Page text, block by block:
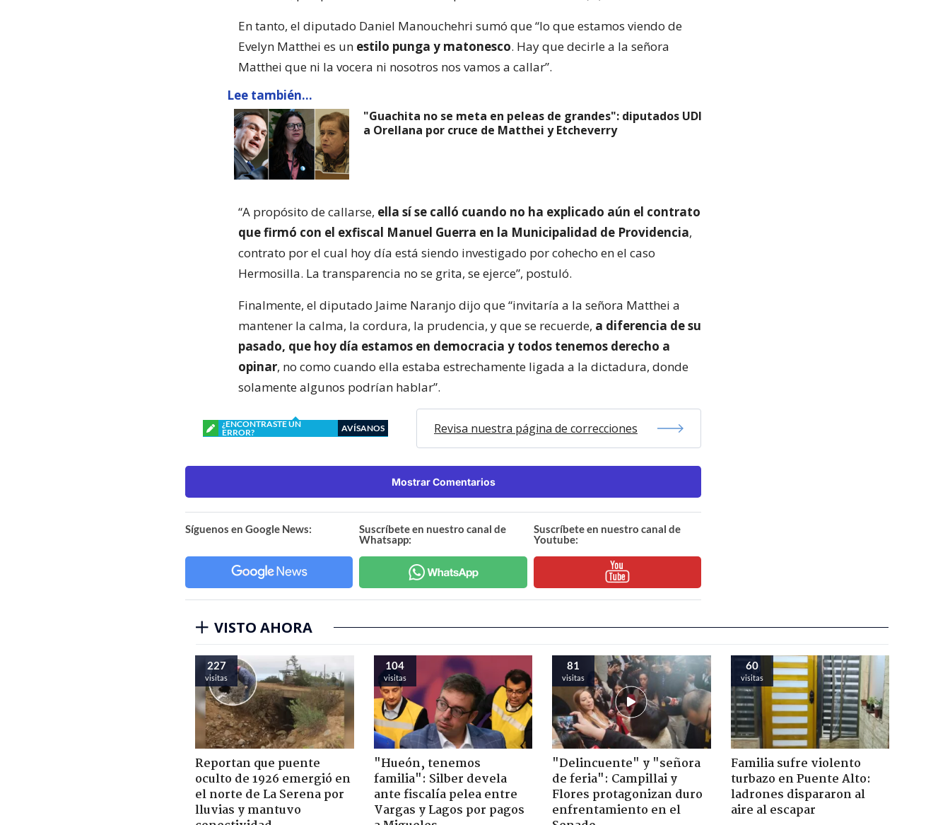
En tanto, el diputado Daniel Manouchehri sumó que “lo que estamos viendo de
Evelyn Matthei es un estilo punga y matonesco. Hay que decirle a la señora
Matthei que ni la vocera ni nosotros nos vamos a callar”.
Lee también...
"Guachita no se meta en peleas de grandes": diputados UDI
a Orellana por cruce de Matthei y Etcheverry
“A propósito de callarse, ella sí se calló cuando no ha explicado aún el contrato
que firmó con el exfiscal Manuel Guerra en la Municipalidad de Providencia,
contrato por el cual hoy día está siendo investigado por cohecho en el caso
Hermosilla. La transparencia no se grita, se ejerce”, postuló.
Finalmente, el diputado Jaime Naranjo dijo que “invitaría a la señora Matthei a
mantener la calma, la cordura, la prudencia, y que se recuerde, a diferencia de su
pasado, que hoy día estamos en democracia y todos tenemos derecho a
opinar, no como cuando ella estaba estrechamente ligada a la dictadura, donde
solamente algunos podrían hablar”.
¿ENCONTRASTE UN
ERROR?
AVÍSANOS Revisa nuestra página de correcciones
Mostrar Comentarios
Síguenos en Google News:
Suscríbete en nuestro canal de
Whatsapp:
Suscríbete en nuestro canal de
Youtube:
VISTO AHORA
227
visitas
Reportan que puente
oculto de 1926 emergió en
el norte de La Serena por
lluvias y mantuvo
104
visitas
"Hueón, tenemos
familia": Silber devela
ante fiscalía pelea entre
Vargas y Lagos por pagos
81
visitas
"Delincuente" y "señora
de feria": Campillai y
Flores protagonizan duro
enfrentamiento en el
60
visitas
Familia sufre violento
turbazo en Puente Alto:
ladrones dispararon al
aire al escapar